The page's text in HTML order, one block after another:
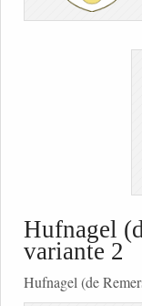
Hufnagel
variante 2
Hufnagel (de